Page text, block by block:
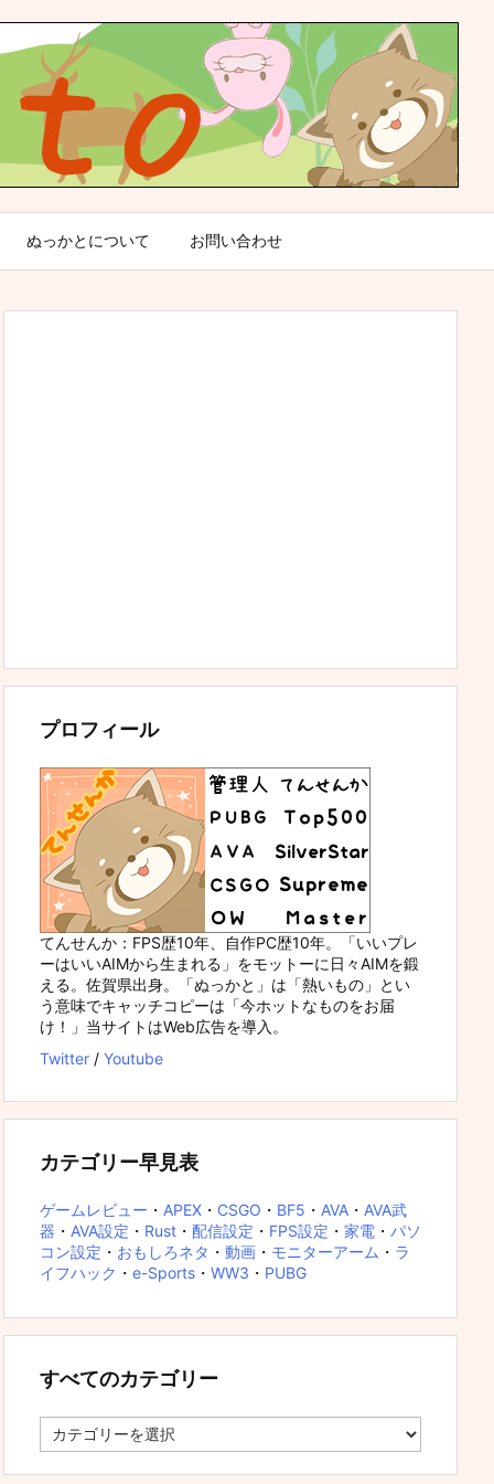
ぬっかとについて お問い合わせ
プロフィール
てんせんか：FPS歴10年、自作PC歴10年。「いいプレ
ーはいいAIMから生まれる」をモットーに日々AIMを鍛
える。佐賀県出身。「ぬっかと」は「熱いもの」とい
う意味でキャッチコピーは「今ホットなものをお届
け！」当サイトはWeb広告を導入。
Twitter / Youtube
カテゴリー早見表
ゲームレビュー ・ APEX ・ CSGO ・ BF5 ・ AVA ・ AVA武
器 ・ AVA設定 ・ Rust ・ 配信設定 ・ FPS設定 ・ 家電 ・ パソ
コン設定 ・ おもしろネタ ・ 動画 ・ モニターアーム ・ ラ
イフハック ・ e-Sports ・ WW3 ・ PUBG
すべてのカテゴリー
べ